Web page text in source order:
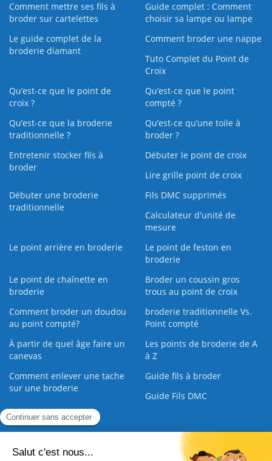
Comment mettre ses fils à
broder sur cartelettes
Guide complet : Comment
choisir sa lampe ou lampe
Le guide complet de la
broderie diamant
Comment broder une nappe
Tuto Complet du Point de
Croix
Qu’est-ce que le point de
croix ?
Qu’est-ce que le point
compté ?
Qu’est-ce que la broderie
traditionnelle ?
Qu’est‑ce qu’une toile à
broder ?
Entretenir stocker fils à
broder
Débuter le point de croix
Lire grille point de croix
Débuter une broderie
traditionnelle
Fils DMC supprimés
Calculateur d'unité de
mesure
Le point arrière en broderie
Le point de feston en
broderie
Le point de chaînette en
broderie
Broder un coussin gros
trous au point de croix
Comment broder un doudou
au point compté?
broderie traditionnelle Vs.
Point compté
À partir de quel âge faire un
canevas
Les points de broderie de A
à Z
Comment enlever une tache
sur une broderie
Guide fils à broder
Guide Fils DMC
Guide de la Broderie